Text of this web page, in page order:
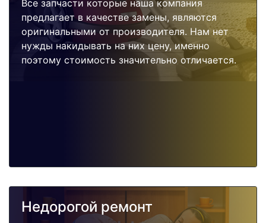
Все запчасти которые наша компания
предлагает в качестве замены, являются
оригинальными от производителя. Нам нет
нужды накидывать на них цену, именно
поэтому стоимость значительно отличается.
Недорогой ремонт